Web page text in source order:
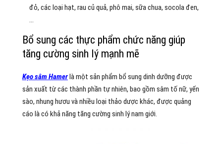
đỏ, các loại hạt, rau củ quả, phô mai, sữa chua, socola đen,
…
Bổ sung các thực phẩm chức năng giúp
tăng cường sinh lý mạnh mẽ
Kẹo sâm Hamerlà một sản phẩm bổ sung dinh dưỡng được
sản xuất từ các thành phần tự nhiên, bao gồm sâm tố nữ, yến
sào, nhung hươu và nhiều loại thảo dược khác, được quảng
cáo là có khả năng tăng cường sinh lý nam giới.